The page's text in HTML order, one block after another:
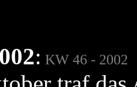
: KW 46 - 2002